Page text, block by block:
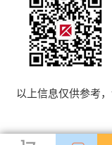
以上信息仅供参考